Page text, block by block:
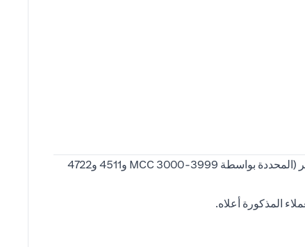
معدّل تحويل أميال برنامج "سافِر بأميال سيتي" ينطبق على نفقات شركات الطيران، والإقامة المرتبطة والجولات/رسوم وكالات السفر (المحددة بواسطة MCC 3000-3999 و4511 و4722
المذكورة أعلاه.